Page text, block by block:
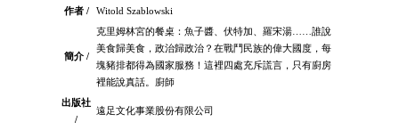
作者 /
Witold Szablowski
簡介 /
克里姆林宮的餐桌：魚子醬、伏特加、羅宋湯……誰說
美食歸美食，政治歸政治？在戰鬥民族的偉大國度，每
塊豬排都得為國家服務！這裡四處充斥謊言，只有廚房
裡能說真話。廚師
出版社
/
遠足文化事業股份有限公司